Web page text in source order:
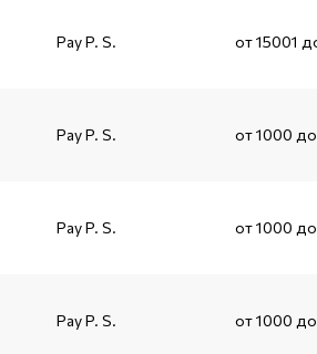
Pay P. S. от 15001
Pay P. S. от 1000
Pay P. S. от 1000
Pay P. S. от 1000